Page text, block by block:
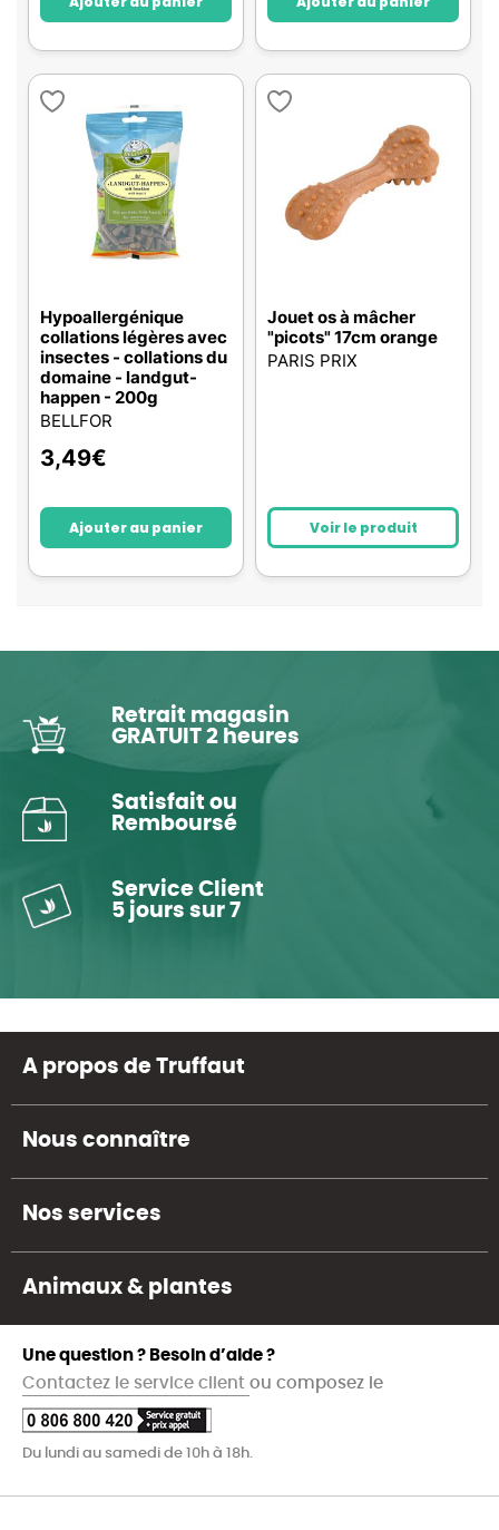
Hypoallergénique
collations légères avec
insectes - collations du
domaine - landgut-
happen - 200g
BELLFOR
3,49€
Ajouter au panier
Jouet os à mâcher
"picots" 17cm orange
PARIS PRIX
Voir le produit
Retrait magasin
GRATUIT 2 heures
Satisfait ou
Remboursé
Service Client
5 jours sur 7
A propos de Truffaut
Nous connaître
Nos services
Animaux & plantes
Une question ? Besoin d’aide ?
Contactez le service client ou composez le
Du lundi au samedi de 10h à 18h.